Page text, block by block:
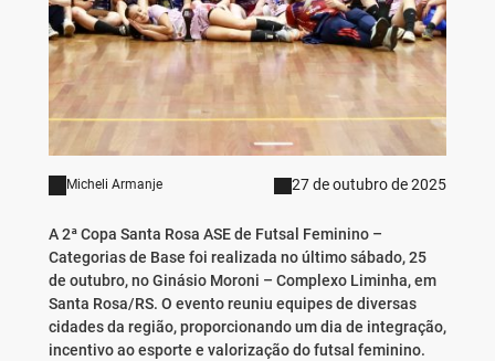
Micheli Armanje 27 de outubro de 2025
A 2ª Copa Santa Rosa ASE de Futsal Feminino –
Categorias de Base foi realizada no último sábado, 25
de outubro, no Ginásio Moroni – Complexo Liminha, em
Santa Rosa/RS. O evento reuniu equipes de diversas
cidades da região, proporcionando um dia de integração,
incentivo ao esporte e valorização do futsal feminino.